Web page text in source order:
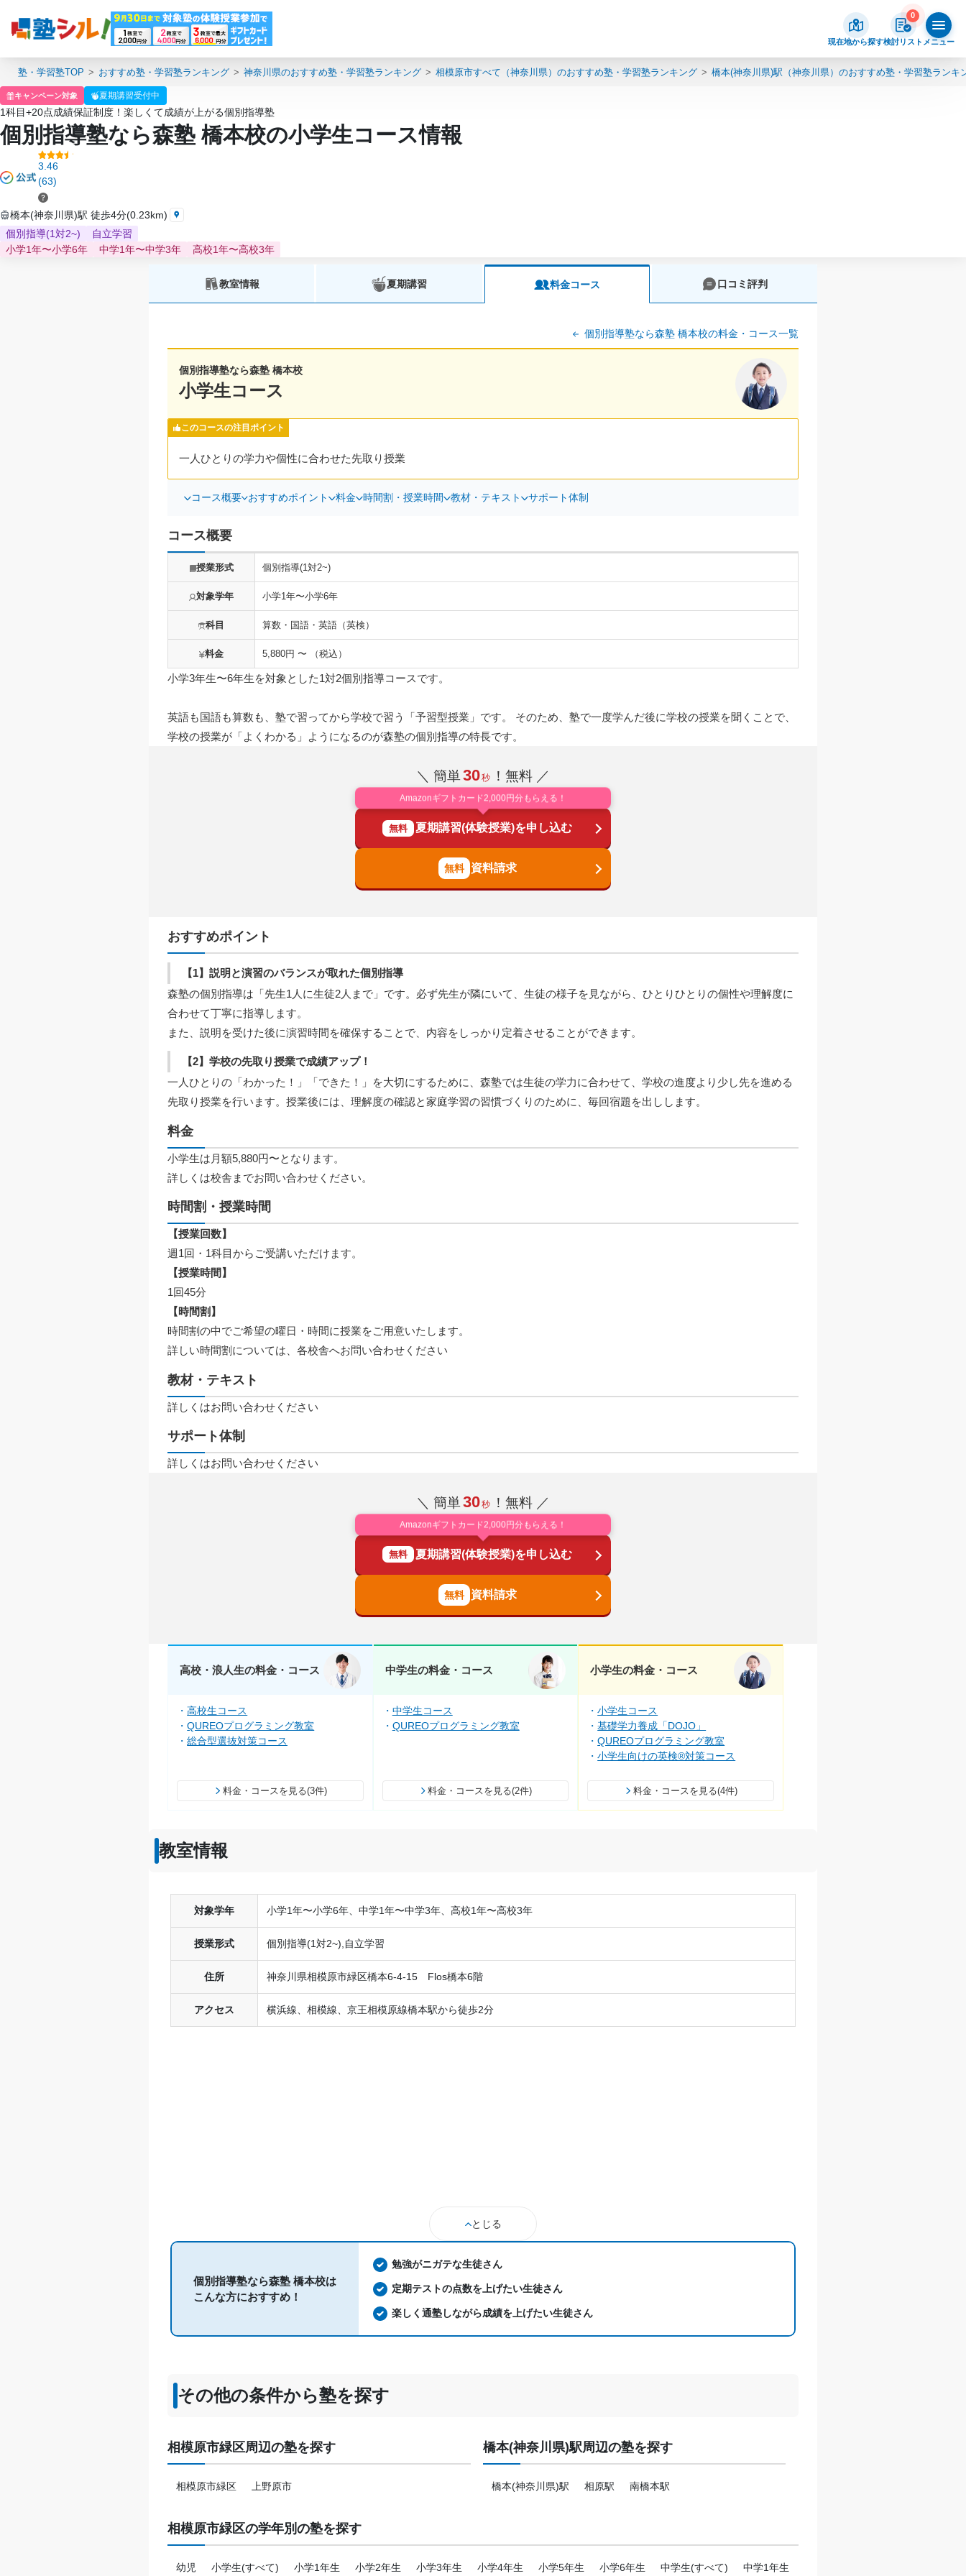
現在地から探す
0
検討リスト メニュー
塾・学習塾TOP おすすめ塾・学習塾ランキング 神奈川県のおすすめ塾・学習塾ランキング 相模原市すべて（神奈川県）のおすすめ塾・学習塾ランキング 橋本(神奈川県)駅（神奈川県）のおすすめ塾・学習塾ランキ
キャンペーン対象 夏期講習受付中
1科目+20点成績保証制度！楽しくて成績が上がる個別指導塾
個別指導塾なら森塾 橋本校の小学生コース情報
3.46
(63)
橋本(神奈川県)駅 徒歩4分(0.23km)
個別指導(1対2~)
自立学習
小学1年〜小学6年
中学1年〜中学3年 高校1年〜高校3年
教室情報 夏期講習 料金コース 口コミ評判
個別指導塾なら森塾 橋本校の料金・コース一覧
個別指導塾なら森塾 橋本校
小学生コース
このコースの注目ポイント
一人ひとりの学力や個性に合わせた先取り授業
コース概要 おすすめポイント 料金 時間割・授業時間 教材・テキスト サポート体制
コース概要
授業形式 個別指導(1対2~)
対象学年 小学1年〜小学6年
科目 算数・国語・英語（英検）
料金 5,880円 〜 （税込）
小学3年生〜6年生を対象とした1対2個別指導コースです。
英語も国語も算数も、塾で習ってから学校で習う「予習型授業」です。 そのため、塾で一度学んだ後に学校の授業を聞くことで、
学校の授業が「よくわかる」ようになるのが森塾の個別指導の特長です。
＼ 簡単30秒 ！無料 ／
Amazonギフトカード2,000円分もらえる！
無料 夏期講習(体験授業)を申し込む
資料請求
おすすめポイント
【1】説明と演習のバランスが取れた個別指導
森塾の個別指導は「先生1人に生徒2人まで」です。必ず先生が隣にいて、生徒の様子を見ながら、ひとりひとりの個性や理解度に
合わせて丁寧に指導します。
また、説明を受けた後に演習時間を確保することで、内容をしっかり定着させることができます。
【2】学校の先取り授業で成績アップ！
一人ひとりの「わかった！」「できた！」を大切にするために、森塾では生徒の学力に合わせて、学校の進度より少し先を進める
先取り授業を行います。授業後には、理解度の確認と家庭学習の習慣づくりのために、毎回宿題を出しします。
料金
小学生は月額5,880円〜となります。
詳しくは校舎までお問い合わせください。
時間割・授業時間
【授業回数】
週1回・1科目からご受講いただけます。
【授業時間】
1回45分
【時間割】
時間割の中でご希望の曜日・時間に授業をご用意いたします。
詳しい時間割については、各校舎へお問い合わせください
教材・テキスト
詳しくはお問い合わせください
サポート体制
詳しくはお問い合わせください
＼ 簡単30秒 ！無料 ／
Amazonギフトカード2,000円分もらえる！
無料 夏期講習(体験授業)を申し込む
資料請求
高校・浪人生の料金・コース
高校生コース
QUREOプログラミング教室
総合型選抜対策コース
料金・コースを見る(3件)
中学生の料金・コース
中学生コース
QUREOプログラミング教室
料金・コースを見る(2件)
小学生の料金・コース
小学生コース
基礎学力養成「DOJO」
QUREOプログラミング教室
小学生向けの英検®対策コース
料金・コースを見る(4件)
教室情報
対象学年 小学1年〜小学6年、中学1年〜中学3年、高校1年〜高校3年
授業形式 個別指導(1対2~),自立学習
住所 神奈川県相模原市緑区橋本6-4-15 Flos橋本6階
アクセス 横浜線、相模線、京王相模原線橋本駅から徒歩2分
とじる
個別指導塾なら森塾 橋本校は
こんな方におすすめ！
勉強がニガテな生徒さん
定期テストの点数を上げたい生徒さん
楽しく通塾しながら成績を上げたい生徒さん
その他の条件から塾を探す
相模原市緑区周辺の塾を探す
相模原市緑区 上野原市
橋本(神奈川県)駅周辺の塾を探す
橋本(神奈川県)駅 相原駅 南橋本駅
相模原市緑区の学年別の塾を探す
幼児 小学生(すべて) 小学1年生 小学2年生 小学3年生 小学4年生 小学5年生 小学6年生 中学生(すべて) 中学1年生